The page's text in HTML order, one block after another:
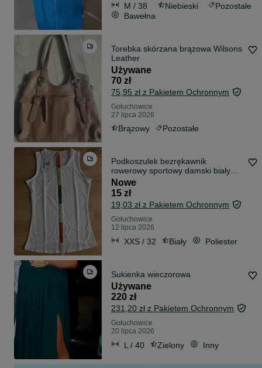
M / 38 Niebieski
Pozostałe
Bawełna
Torebka skórzana brązowa Wilsons
Leather
Używane
70 zł
75,95 zł z Pakietem Ochronnym
Gołuchowice
27 lipca 2026
Brązowy Pozostałe
Podkoszulek bezrękawnik
rowerowy sportowy damski biały
rozmiar S azjatycki X-Tiger
Nowe
15 zł
19,03 zł z Pakietem Ochronnym
Gołuchowice
12 lipca 2026
XXS / 32 Biały Poliester
Sukienka wieczorowa
Używane
220 zł
231,20 zł z Pakietem Ochronnym
Gołuchowice
20 lipca 2026
L / 40 Zielony Inny